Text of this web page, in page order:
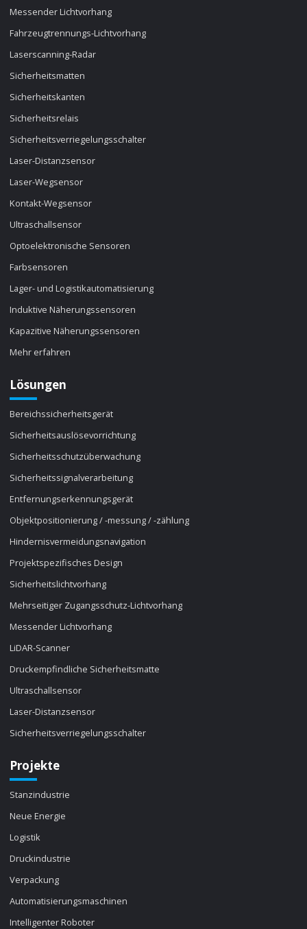
Messender Lichtvorhang
Fahrzeugtrennungs-Lichtvorhang
Laserscanning-Radar
Sicherheitsmatten
Sicherheitskanten
Sicherheitsrelais
Sicherheitsverriegelungsschalter
Laser-Distanzsensor
Laser-Wegsensor
Kontakt-Wegsensor
Ultraschallsensor
Optoelektronische Sensoren
Farbsensoren
Lager- und Logistikautomatisierung
Induktive Näherungssensoren
Kapazitive Näherungssensoren
Mehr erfahren
Lösungen
Bereichssicherheitsgerät
Sicherheitsauslösevorrichtung
Sicherheitsschutzüberwachung
Sicherheitssignalverarbeitung
Entfernungserkennungsgerät
Objektpositionierung / -messung / -zählung
Hindernisvermeidungsnavigation
Projektspezifisches Design
Sicherheitslichtvorhang
Mehrseitiger Zugangsschutz-Lichtvorhang
Messender Lichtvorhang
LiDAR-Scanner
Druckempfindliche Sicherheitsmatte
Ultraschallsensor
Laser-Distanzsensor
Sicherheitsverriegelungsschalter
Projekte
Stanzindustrie
Neue Energie
Logistik
Druckindustrie
Verpackung
Automatisierungsmaschinen
Intelligenter Roboter